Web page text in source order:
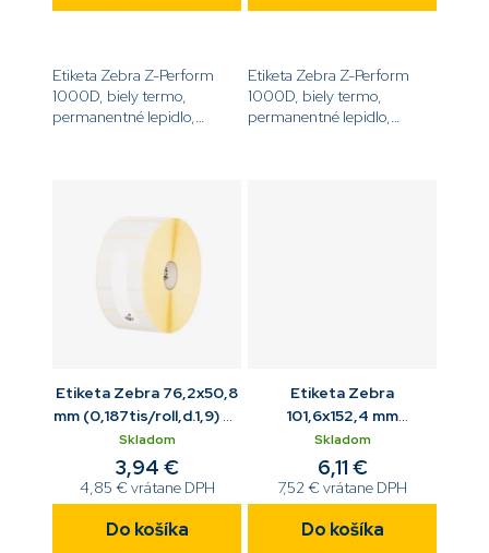
Etiketa Zebra Z-Perform
1000D, biely termo,
permanentné lepidlo,
Etiketa Zebra Z-Perform
1000D, biely termo,
permanentné lepidlo,
Etiketa Zebra 76,2x50,8
mm (0,187tis/roll,d.1,9) Z-
Perform 1000D biela
Skladom
4,85 € vrátane DPH
3,94 €
Do košíka
Etiketa Zebra
101,6x152,4 mm
(0,085tis/roll,d.1,9) Z-
Perform 1000D biela
Skladom
7,52 € vrátane DPH
6,11 €
Do košíka